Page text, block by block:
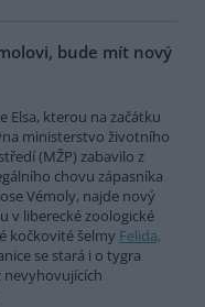
bude mít nový
Elsa, kterou na začátku
ministerstvo životního
(MŽP) zabavilo z
chovu zápasníka
Vémoly, najde nový
v liberecké zoologické
kočkovité šelmy Felida,
se stará i o tygra
nevyhovujících